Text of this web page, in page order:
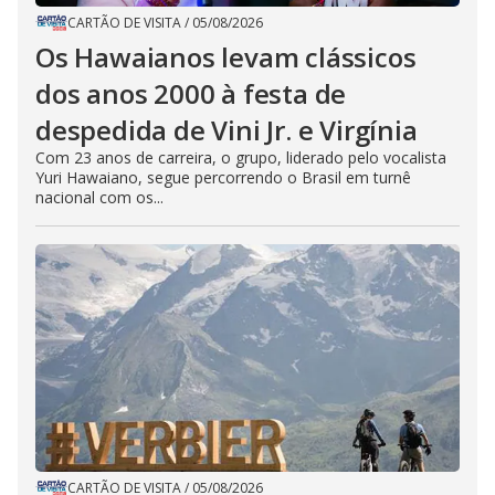
CARTÃO DE VISITA/ 05/08/2026
Os Hawaianos levam clássicos
dos anos 2000 à festa de
despedida de Vini Jr. e Virgínia
Com 23 anos de carreira, o grupo, liderado pelo vocalista
Yuri Hawaiano, segue percorrendo o Brasil em turnê
nacional com os...
CARTÃO DE VISITA/ 05/08/2026